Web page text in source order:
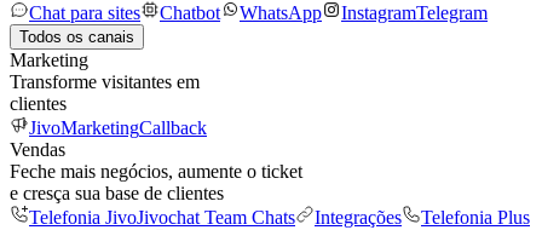
Chat para sites
Chatbot WhatsApp InstagramTelegram
Todos os canais
Marketing
Transforme visitantes em
clientes
JivoMarketingCallback
Vendas
Feche mais negócios, aumente o ticket
e cresça sua base de clientes
Telefonia JivoJivochat Team Chats Integrações
Telefonia Plus